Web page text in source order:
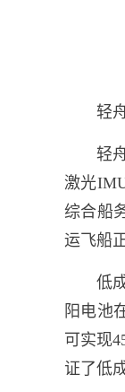
轻
轻
激光
综合船
运飞船
低
阳电池
可实现
证了低